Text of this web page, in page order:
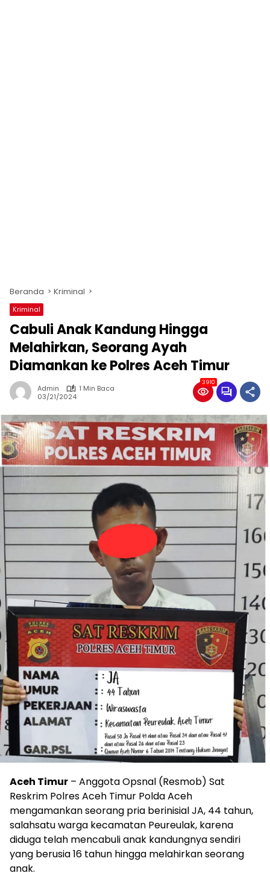
Beranda Kriminal
Kriminal
Cabuli Anak Kandung Hingga
Melahirkan, Seorang Ayah
Diamankan ke Polres Aceh Timur
Admin
1 Min Baca
03/21/2024
3910
Aceh Timur – Anggota Opsnal (Resmob) Sat
Reskrim Polres Aceh Timur Polda Aceh
mengamankan seorang pria berinisial JA, 44 tahun,
salahsatu warga kecamatan Peureulak, karena
diduga telah mencabuli anak kandungnya sendiri
yang berusia 16 tahun hingga melahirkan seorang
anak.